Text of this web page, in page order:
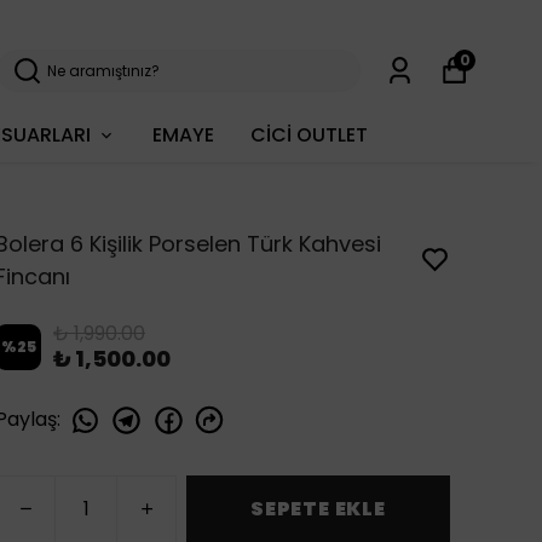
EMAYE CİCİ OUTLET
0
6 Kişilik Porselen Türk Kahvesi
%25 ₺ 1,990.00
₺ 1,500.00
:
SEPETE EKLE